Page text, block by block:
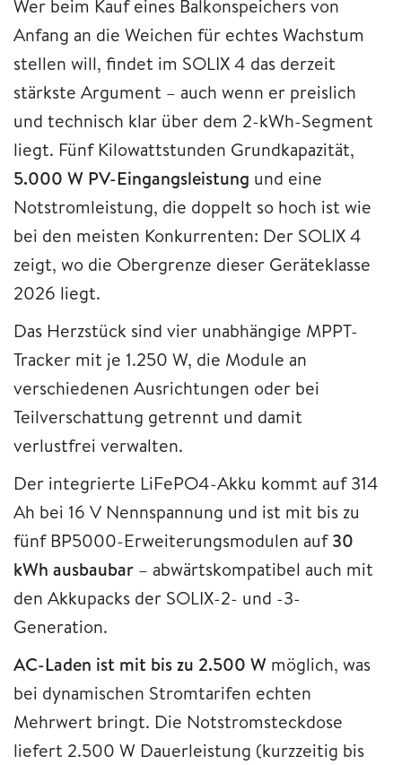
Wer beim Kauf eines Balkonspeichers von
Anfang an die Weichen für echtes Wachstum
stellen will, findet im SOLIX 4 das derzeit
stärkste Argument – auch wenn er preislich
und technisch klar über dem 2-kWh-Segment
liegt. Fünf Kilowattstunden Grundkapazität,
5.000 W PV-Eingangsleistung und eine
Notstromleistung, die doppelt so hoch ist wie
bei den meisten Konkurrenten: Der SOLIX 4
zeigt, wo die Obergrenze dieser Geräteklasse
2026 liegt.
Das Herzstück sind vier unabhängige MPPT-
Tracker mit je 1.250 W, die Module an
verschiedenen Ausrichtungen oder bei
Teilverschattung getrennt und damit
verlustfrei verwalten.
Der integrierte LiFePO4-Akku kommt auf 314
Ah bei 16 V Nennspannung und ist mit bis zu
fünf BP5000-Erweiterungsmodulen auf30
kWh ausbaubar – abwärtskompatibel auch mit
den Akkupacks der SOLIX-2- und -3-
Generation.
AC-Laden ist mit bis zu 2.500 W möglich, was
bei dynamischen Stromtarifen echten
Mehrwert bringt. Die Notstromsteckdose
liefert 2.500 W Dauerleistung (kurzzeitig bis